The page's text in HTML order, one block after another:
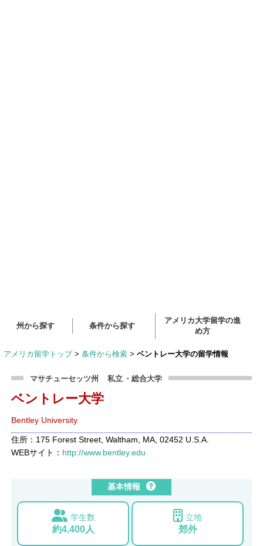
州から探す 条件から探す
アメリカ大学留学の進
め方
アメリカ留学トップ > 条件から検索 > ベントレー大学の留学情報
マサチューセッツ州 私立 ・総合大学
ベントレー大学
Bentley University
住所：175 Forest Street, Waltham, MA, 02452 U.S.A.
WEBサイト： http://www.bentley.edu
基本情報
学生数
約4,400人
立地
郊外